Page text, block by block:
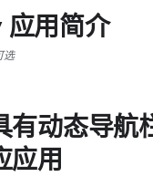
应用简介
选
有动态导航
应用